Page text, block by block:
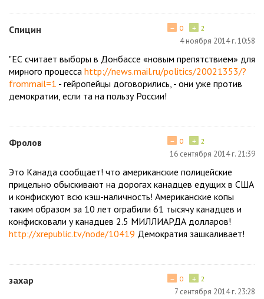
Спицин + 2
− 0
4 ноября 2014 г. 10:58
"ЕС считает выборы в Донбассе «новым препятствием» для
мирного процесса http://news.mail.ru/politics/20021353/?
frommail=1 - гейропейцы договорились, - они уже против
демократии, если та на пользу России!
Фролов + 2
− 0
16 сентября 2014 г. 21:39
Это Канада сообщает! что американские полицейские
прицельно обыскивают на дорогах канадцев едущих в США
и конфискуют всю кэш-наличность! Американские копы
таким образом за 10 лет ограбили 61 тысячу канадцев и
конфисковали у канадцев 2.5 МИЛЛИАРДА долларов!
http://xrepublic.tv/node/10419 Демократия зашкаливает!
захар + 2
− 0
7 сентября 2014 г. 23:28